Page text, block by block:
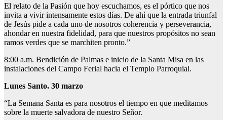
El relato de la Pasión que hoy escuchamos, es el pórtico que nos
invita a vivir intensamente estos días. De ahí que la entrada triunfal
de Jesús pide a cada uno de nosotros coherencia y perseverancia,
ahondar en nuestra fidelidad, para que nuestros propósitos no sean
ramos verdes que se marchiten pronto.”
8:00 a.m. Bendición de Palmas e inicio de la Santa Misa en las
instalaciones del Campo Ferial hacia el Templo Parroquial.
Lunes Santo. 30 marzo
“La Semana Santa es para nosotros el tiempo en que meditamos
sobre la muerte salvadora de nuestro Señor.